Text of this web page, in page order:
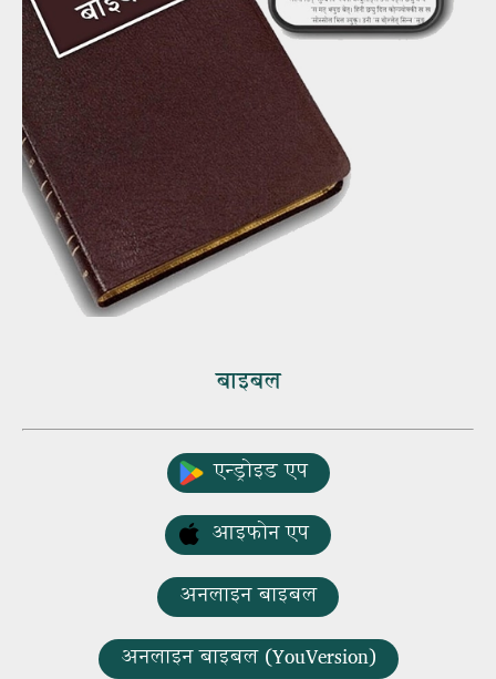
बाइबल
एन्ड्रोइड एप
आइफोन एप
अनलाइन बाइबल
अनलाइन बाइबल (YouVersion)